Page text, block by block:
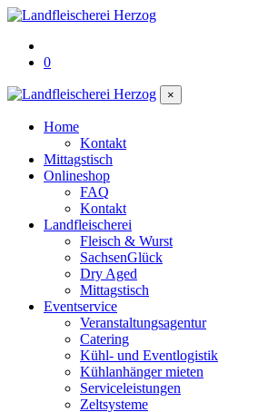
0
×
Home
Kontakt
Mittagstisch
Onlineshop
FAQ
Kontakt
Landfleischerei
Fleisch & Wurst
SachsenGlück
Dry Aged
Mittagstisch
Eventservice
Veranstaltungsagentur
Catering
Kühl- und Eventlogistik
Kühlanhänger mieten
Serviceleistungen
Zeltsysteme